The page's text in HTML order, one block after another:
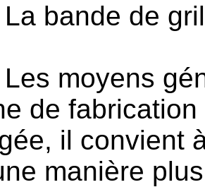
La bande de
Les moyens
de
il convient
manière